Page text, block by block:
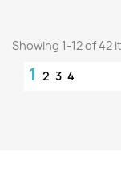
Showing 1-12 of 42
1 2 3 4